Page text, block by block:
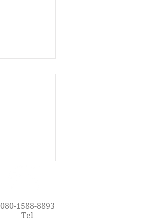
080-1588-8893
Tel